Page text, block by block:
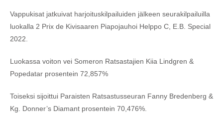
Vappukisat jatkuivat harjoituskilpailuiden jälkeen seurakilpailuilla
luokalla 2 Prix de Kivisaaren Piapojauhoi Helppo C, E.B. Special
2022.
Luokassa voiton vei Someron Ratsastajien Kiia Lindgren &
Popedatar prosentein 72,857%
Toiseksi sijoittui Paraisten Ratsastusseuran Fanny Bredenberg &
Kg. Donner’s Diamant prosentein 70,476%.